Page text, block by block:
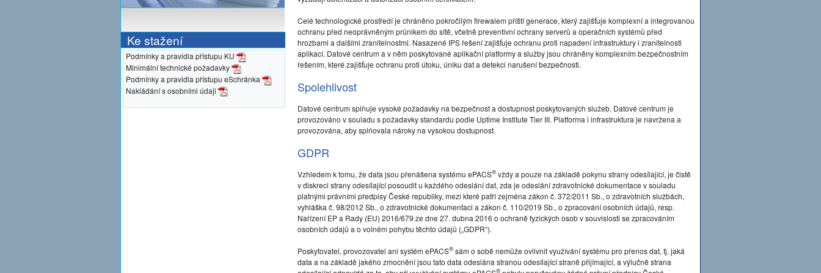
Ke stažení
Podmínky a pravidla přístupu KU
Minimální technické požadavky
Podmínky a pravidla přístupu eSchránka
Nakládání s osobními údaji
Celé technologické prostředí je chráněno pokročilým firewalem příští generace, který zajišťuje komplexní a integrovanou
ochranu před neoprávněným průnikem do sítě, včetně preventivní ochrany serverů a operačních systémů před
hrozbami a dalšími zranitelnostmi. Nasazené IPS řešení zajišťuje ochranu proti napadení infrastruktury i zranitelnosti
aplikací. Datové centrum a v něm poskytované aplikační platformy a služby jsou chráněny komplexním bezpečnostním
řešením, které zajišťuje ochranu proti útoku, úniku dat a detekci narušení bezpečnosti.
Spolehlivost
Datové centrum splňuje vysoké požadavky na bezpečnost a dostupnost poskytovaných služeb. Datové centrum je
provozováno v souladu s požadavky standardu podle Uptime Institute Tier III. Platforma i infrastruktura je navržena a
provozována, aby splňovala nároky na vysokou dostupnost.
GDPR
Vzhledem k tomu, že data jsou přenášena systému ePACS®vždy a pouze na základě pokynu strany odesílající, je čistě
v diskreci strany odesílající posoudit u každého odeslání dat, zda je odeslání zdravotnické dokumentace v souladu
platnými právními předpisy České republiky, mezi které patří zejména zákon č. 372/2011 Sb., o zdravotních službách,
vyhláška č. 98/2012 Sb., o zdravotnické dokumentaci a zákon č. 110/2019 Sb., o zpracování osobních údajů, resp.
Nařízení EP a Rady (EU) 2016/679 ze dne 27. dubna 2016 o ochraně fyzických osob v souvislosti se zpracováním
osobních údajů a o volném pohybu těchto údajů („GDPR“).
Poskytovatel, provozovatel ani systém ePACS®sám o sobě nemůže ovlivnit využívání systému pro přenos dat, tj. jaká
data a na základě jakého zmocnění jsou tato data odeslána stranou odesílající straně přijímající, a výlučně strana
®